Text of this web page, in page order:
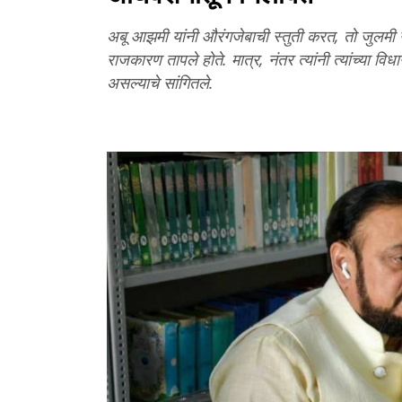
अबू आझमी यांनी औरंगजेबाची स्तुती करत, तो जुलमी
राजकारण तापले होते. मात्र, नंतर त्यांनी त्यांच्या
असल्याचे सांगितले.